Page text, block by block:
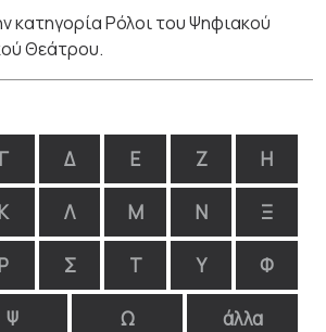
κατηγορία Ρόλοι του Ψηφιακού
Θεάτρου.
Γ Δ Ε Ζ Η
Λ Μ Ν Ξ
Σ Τ Υ Φ
Ψ Ω άλλα